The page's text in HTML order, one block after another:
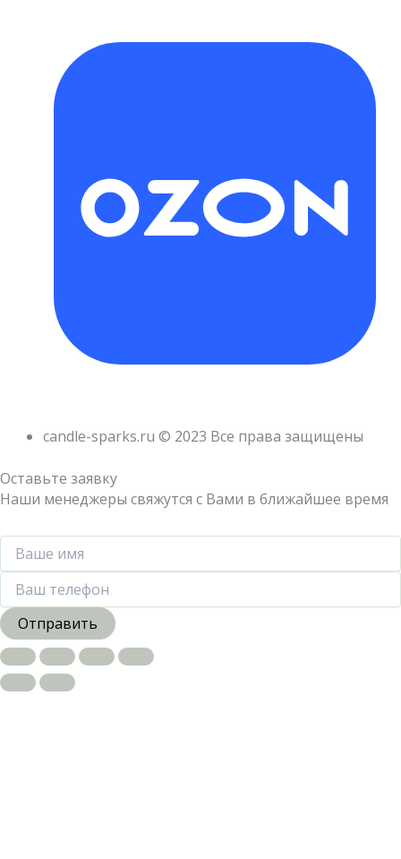
candle-sparks.ru © 2023 Все права защищены
Оставьте заявку
Наши менеджеры свяжутся с Вами в ближайшее время
Отправить